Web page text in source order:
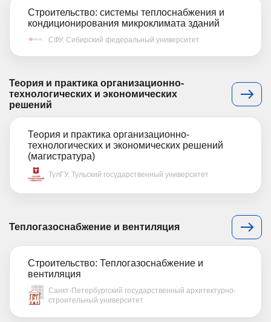
Строительство: системы теплоснабжения и
кондиционирования микроклимата зданий
СФУ. Сибирский федеральный университет
Теория и практика организационно-
технологических и экономических
решений
Теория и практика организационно-
технологических и экономических решений
(магистратура)
ТулГУ. Тульский государственный университет
Теплогазоснабжение и вентиляция
Строительство: Теплогазоснабжение и
вентиляция
Санкт-Петербургский государственный архитектурно-
строительный университет